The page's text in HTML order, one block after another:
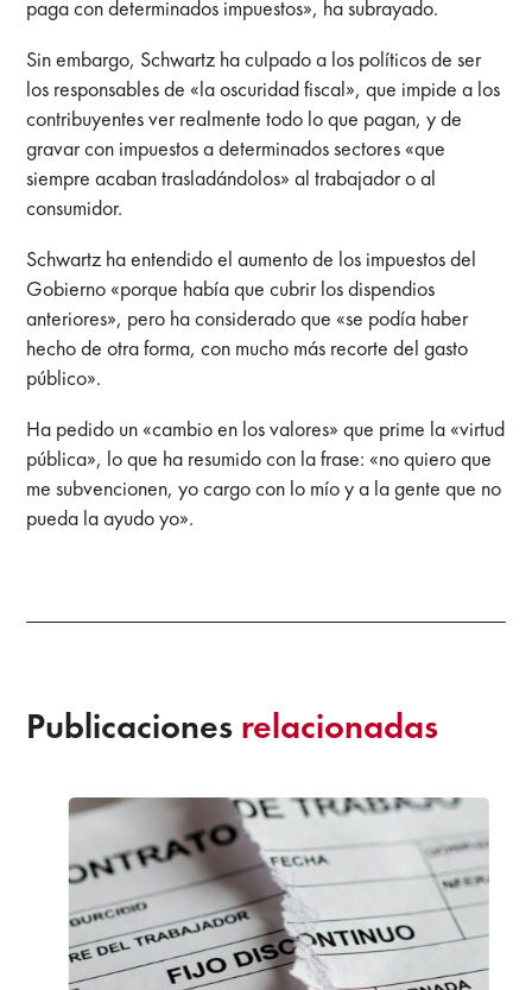
paga con determinados impuestos», ha subrayado.
Sin embargo, Schwartz ha culpado a los políticos de ser
los responsables de «la oscuridad fiscal», que impide a los
contribuyentes ver realmente todo lo que pagan, y de
gravar con impuestos a determinados sectores «que
siempre acaban trasladándolos» al trabajador o al
consumidor.
Schwartz ha entendido el aumento de los impuestos del
Gobierno «porque había que cubrir los dispendios
anteriores», pero ha considerado que «se podía haber
hecho de otra forma, con mucho más recorte del gasto
público».
Ha pedido un «cambio en los valores» que prime la «virtud
pública», lo que ha resumido con la frase: «no quiero que
me subvencionen, yo cargo con lo mío y a la gente que no
pueda la ayudo yo».
Publicaciones relacionadas